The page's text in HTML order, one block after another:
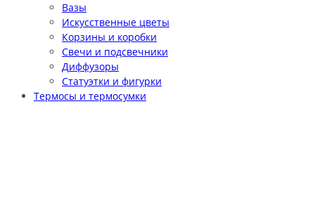
Вазы
Искусственные цветы
Корзины и коробки
Свечи и подсвечники
Диффузоры
Статуэтки и фигурки
Термосы и термосумки